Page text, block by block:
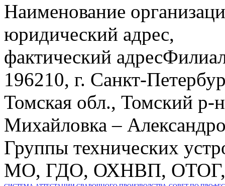
Наименование
юридический адрес,
фактический адрес
196210, г. Санкт-
Томская обл., Томский р-
Михайловка –
Группы технических
МО, ГДО, ОХНВП,